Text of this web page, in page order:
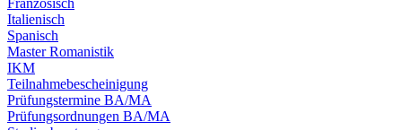
Französisch
Italienisch
Spanisch
Master Romanistik
IKM
Teilnahmebescheinigung
Prüfungstermine BA/MA
Prüfungsordnungen BA/MA